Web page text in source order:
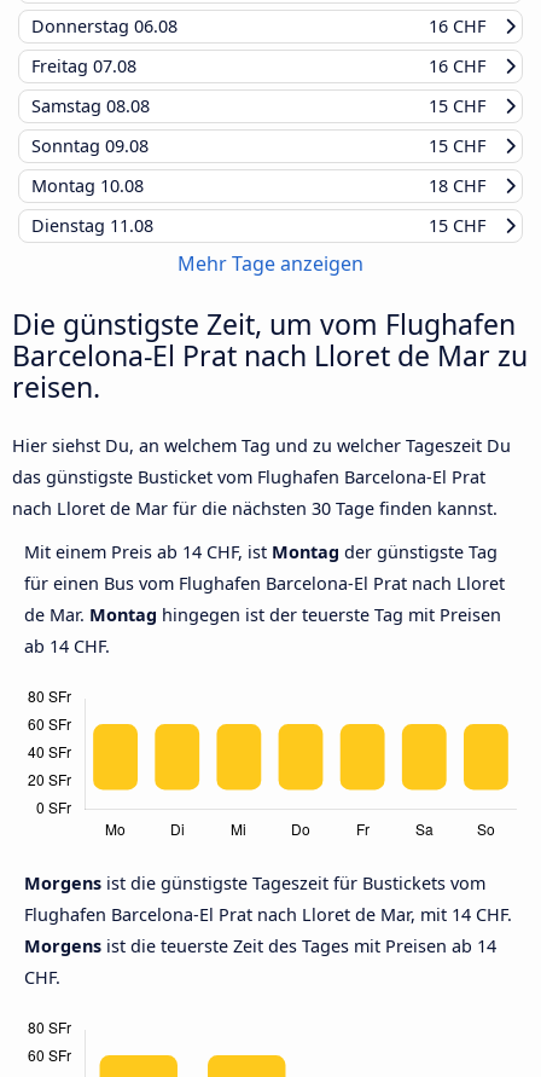
Donnerstag 06.08
16 CHF
Freitag 07.08
16 CHF
Samstag 08.08
15 CHF
Sonntag 09.08
15 CHF
Montag 10.08
18 CHF
Dienstag 11.08 15 CHF
Mehr Tage anzeigen
Die günstigste Zeit, um vom Flughafen
Barcelona-El Prat nach Lloret de Mar zu
reisen.
Hier siehst Du, an welchem Tag und zu welcher Tageszeit Du
das günstigste Busticket vom Flughafen Barcelona-El Prat
nach Lloret de Mar für die nächsten 30 Tage finden kannst.
Mit einem Preis ab 14 CHF, ist Montag der günstigste Tag
für einen Bus vom Flughafen Barcelona-El Prat nach Lloret
de Mar. Montag hingegen ist der teuerste Tag mit Preisen
ab 14 CHF.
Morgens ist die günstigste Tageszeit für Bustickets vom
Flughafen Barcelona-El Prat nach Lloret de Mar, mit 14 CHF.
Morgens ist die teuerste Zeit des Tages mit Preisen ab 14
CHF.